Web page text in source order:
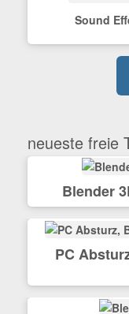
Sound
neueste freie
Blender
PC